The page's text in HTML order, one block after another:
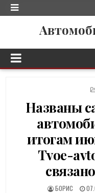
Названы
итогам
Tvoe-
БОРИС